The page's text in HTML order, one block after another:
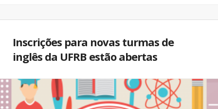
Inscrições para novas turmas de
inglês da UFRB estão abertas